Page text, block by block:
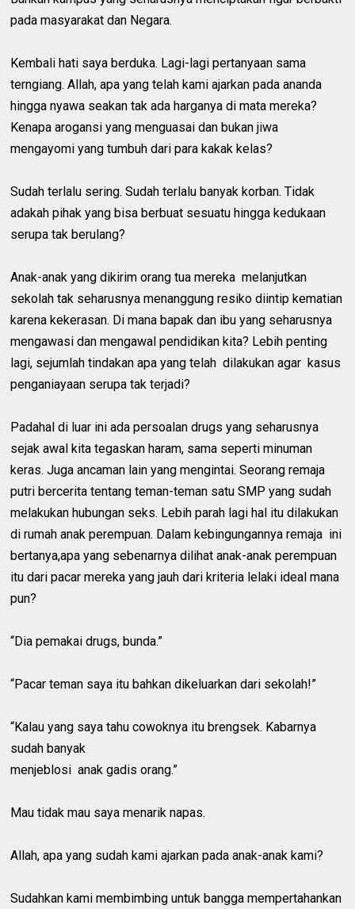
pada masyarakat dan Negara.
Kembali hati saya berduka. Lagi-lagi pertanyaan sama
terngiang. Allah, apa yang telah kami ajarkan pada ananda
hingga nyawa seakan tak ada harganya di mata mereka?
Kenapa arogansi yang menguasai dan bukan jiwa
mengayomi yang tumbuh dari para kakak kelas?
Sudah terlalu sering. Sudah terlalu banyak korban. Tidak
adakah pihak yang bisa berbuat sesuatu hingga kedukaan
serupa tak berulang?
Anak-anak yang dikirim orang tua mereka melanjutkan
sekolah tak seharusnya menanggung resiko diintip kematian
karena kekerasan. Di mana bapak dan ibu yang seharusnya
mengawasi dan mengawal pendidikan kita? Lebih penting
lagi, sejumlah tindakan apa yang telah dilakukan agar kasus
penganiayaan serupa tak terjadi?
Padahal di luar ini ada persoalan drugs yang seharusnya
sejak awal kita tegaskan haram, sama seperti minuman
keras. Juga ancaman lain yang mengintai. Seorang remaja
putri bercerita tentang teman-teman satu SMP yang sudah
melakukan hubungan seks. Lebih parah lagi hal itu dilakukan
di rumah anak perempuan. Dalam kebingungannya remaja ini
bertanya,apa yang sebenarnya dilihat anak-anak perempuan
itu dari pacar mereka yang jauh dari kriteria lelaki ideal mana
pun?
“Dia pemakai drugs, bunda.”
“Pacar teman saya itu bahkan dikeluarkan dari sekolah!”
“Kalau yang saya tahu cowoknya itu brengsek. Kabarnya
sudah banyak
menjeblosi anak gadis orang.”
Mau tidak mau saya menarik napas.
Allah, apa yang sudah kami ajarkan pada anak-anak kami?
Sudahkan kami membimbing untuk bangga mempertahankan